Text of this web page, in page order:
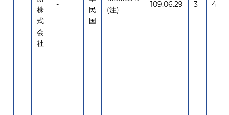
株
式
会
社
-
民
国
(注)
109.06.29 3